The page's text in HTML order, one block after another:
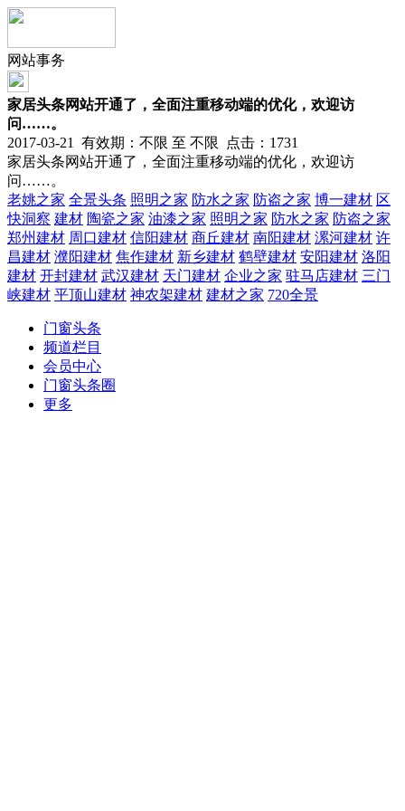
网站事务
家居头条网站开通了，全面注重移动端的优化，欢迎访
问……。
2017-03-21 有效期：不限 至 不限 点击：1731
家居头条网站开通了，全面注重移动端的优化，欢迎访
问……。
老姚之家 全景头条 照明之家 防水之家 防盗之家 博一建材 区
快洞察 建材 陶瓷之家 油漆之家 照明之家 防水之家 防盗之家
郑州建材 周口建材 信阳建材 商丘建材 南阳建材 漯河建材 许
昌建材 濮阳建材 焦作建材 新乡建材 鹤壁建材 安阳建材 洛阳
建材 开封建材 武汉建材 天门建材 企业之家 驻马店建材 三门
峡建材 平顶山建材 神农架建材 建材之家 720全景
门窗头条
频道栏目
会员中心
门窗头条圈
更多